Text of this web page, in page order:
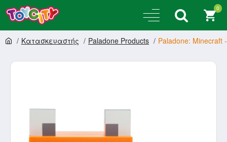
0
Κατασκευαστής Paladone Products Paladone: Minecraft